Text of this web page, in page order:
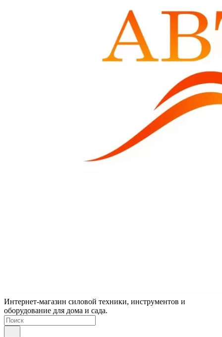
Интернет-магазин силовой техники, инструментов и
оборудование для дома и сада.